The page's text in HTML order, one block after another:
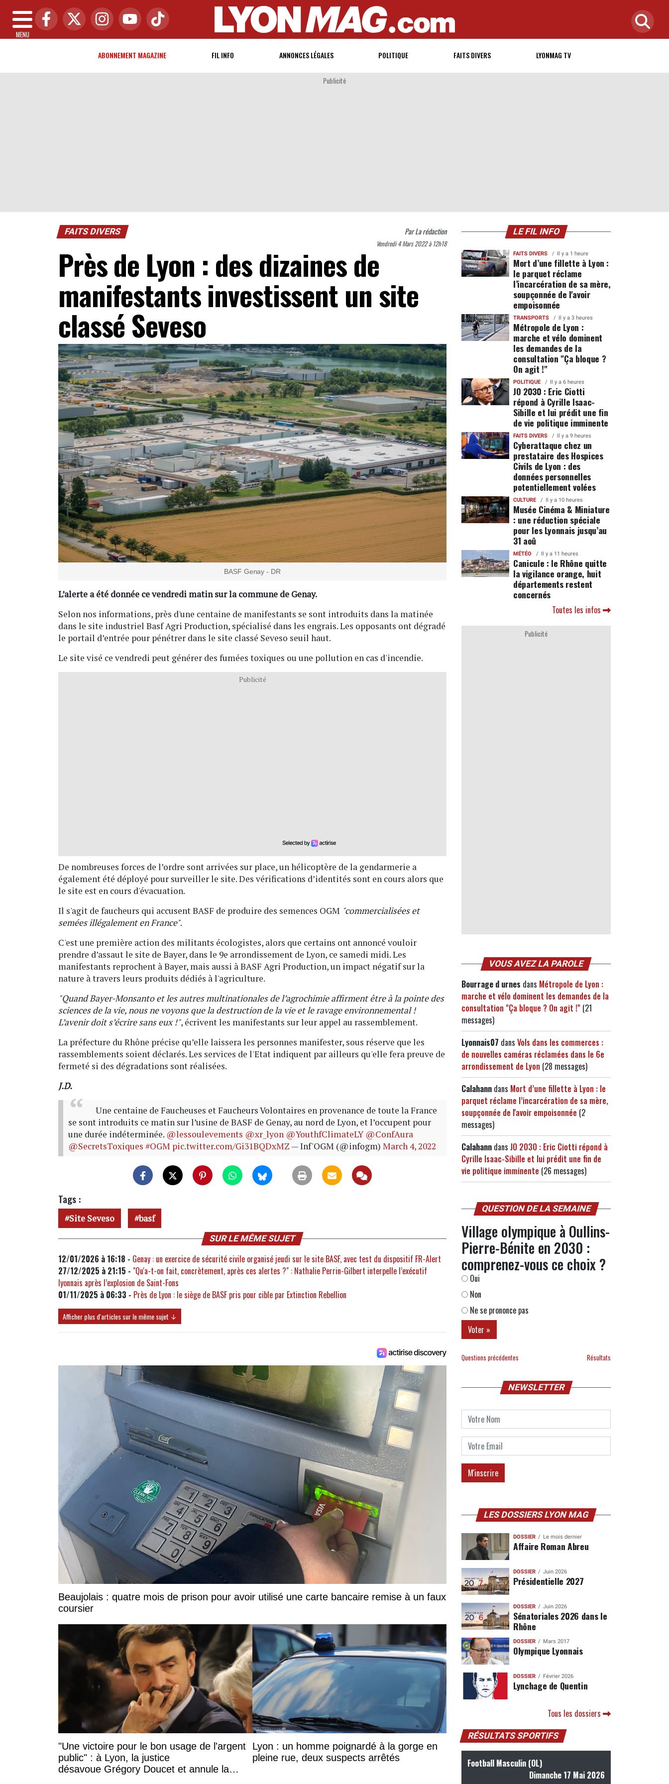
MENU
ABONNEMENT MAGAZINE FIL INFO ANNONCES LÉGALES POLITIQUE FAITS DIVERS LYONMAG TV
Publicité
FAITS DIVERS ParLa rédaction
Vendredi 4 Mars 2022 à 12h18
Près de Lyon : des dizaines de
manifestants investissent un site
classé Seveso
BASF Genay - DR
L’alerte a été donnée ce vendredi matin sur la commune de Genay.
Selon nos informations, près d'une centaine de manifestants se sont introduits dans la matinée
dans le site industriel Basf Agri Production, spécialisé dans les engrais. Les opposants ont dégradé
le portail d’entrée pour pénétrer dans le site classé Seveso seuil haut.
Le site visé ce vendredi peut générer des fumées toxiques ou une pollution en cas d'incendie.
Publicité
De nombreuses forces de l’ordre sont arrivées sur place, un hélicoptère de la gendarmerie a
également été déployé pour surveiller le site. Des vérifications d’identités sont en cours alors que
le site est en cours d'évacuation.
Il s'agit de faucheurs qui accusent BASF de produire des semences OGM "commercialisées et
semées illégalement en France".
C'est une première action des militants écologistes, alors que certains ont annoncé vouloir
prendre d’assaut le site de Bayer, dans le 9e arrondissement de Lyon, ce samedi midi. Les
manifestants reprochent à Bayer, mais aussi à BASF Agri Production, un impact négatif sur la
nature à travers leurs produits dédiés à l'agriculture.
"Quand Bayer-Monsanto et les autres multinationales de l’agrochimie affirment être à la pointe des
sciences de la vie, nous ne voyons que la destruction de la vie et le ravage environnemental !
L’avenir doit s’écrire sans eux !", écrivent les manifestants sur leur appel au rassemblement.
La préfecture du Rhône précise qu’elle laissera les personnes manifester, sous réserve que les
rassemblements soient déclarés. Les services de l'Etat indiquent par ailleurs qu'elle fera preuve de
fermeté si des dégradations sont réalisées.
J.D.
Une centaine de Faucheuses et Faucheurs Volontaires en provenance de toute la France
se sont introduits ce matin sur l’usine de BASF de Genay, au nord de Lyon, et l’occupent pour
une durée indéterminée. @lessoulevements @xr_lyon @YouthfClimateLY @ConfAura
@SecretsToxiques #OGM pic.twitter.com/Gi31BQDxMZ — Inf'OGM (@infogm) March 4, 2022
Tags :
Site Seveso basf
SUR LE MÊME SUJET
12/01/2026 à 16:18 - Genay : un exercice de sécurité civile organisé jeudi sur le site BASF, avec test du dispositif FR-Alert
27/12/2025 à 21:15 - "Qu'a-t-on fait, concrètement, après ces alertes ?" : Nathalie Perrin-Gilbert interpelle l’exécutif
lyonnais après l’explosion de Saint-Fons
01/11/2025 à 06:33 - Près de Lyon : le siège de BASF pris pour cible par Extinction Rebellion
Afficher plus d'articles sur le même sujet ↓
Beaujolais : quatre mois de prison pour avoir utilisé une carte bancaire remise à un faux
coursier
"Une victoire pour le bon usage de l'argent
public" : à Lyon, la justice
désavoue Grégory Doucet et annule la
Lyon : un homme poignardé à la gorge en
pleine rue, deux suspects arrêtés
LE FIL INFO
FAITS DIVERS Il y a 1 heure
Mort d’une fillette à Lyon :
le parquet réclame
l’incarcération de sa mère,
soupçonnée de l'avoir
empoisonnée
TRANSPORTS Il y a 3 heures
Métropole de Lyon :
marche et vélo dominent
les demandes de la
consultation "Ça bloque ?
On agit !"
POLITIQUE Il y a 6 heures
JO 2030 : Eric Ciotti
répond à Cyrille Isaac-
Sibille et lui prédit une fin
de vie politique imminente
FAITS DIVERS Il y a 9 heures
Cyberattaque chez un
prestataire des Hospices
Civils de Lyon : des
données personnelles
potentiellement volées
CULTURE Il y a 10 heures
Musée Cinéma & Miniature
: une réduction spéciale
pour les Lyonnais jusqu’au
31 aoû
MÉTÉO Il y a 11 heures
Canicule : le Rhône quitte
la vigilance orange, huit
départements restent
concernés
Toutes les infos
Publicité
VOUS AVEZ LA PAROLE
Bourrage d urnes dans Métropole de Lyon :
marche et vélo dominent les demandes de la
consultation "Ça bloque ? On agit !" (21
messages)
Lyonnais07 dans Vols dans les commerces :
de nouvelles caméras réclamées dans le 6e
arrondissement de Lyon (28 messages)
Calahann dans Mort d’une fillette à Lyon : le
parquet réclame l’incarcération de sa mère,
soupçonnée de l'avoir empoisonnée (2
messages)
Calahann dans JO 2030 : Eric Ciotti répond à
Cyrille Isaac-Sibille et lui prédit une fin de
vie politique imminente (26 messages)
QUESTION DE LA SEMAINE
Village olympique à Oullins-
Pierre-Bénite en 2030 :
comprenez-vous ce choix ?
Oui
Non
Ne se prononce pas
Questions précédentes Résultats
NEWSLETTER
LES DOSSIERS LYON MAG
DOSSIER Le mois dernier
Affaire Roman Abreu
DOSSIER Juin 2026
Présidentielle 2027
DOSSIER Juin 2026
Sénatoriales 2026 dans le
Rhône
DOSSIER Mars 2017
Olympique Lyonnais
DOSSIER Février 2026
Lynchage de Quentin
Tous les dossiers
RÉSULTATS SPORTIFS
Football Masculin (OL)
Dimanche 17 Mai 2026